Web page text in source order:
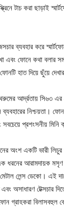
টাচ করা ছাড়াই
ব্যবহার করে
এবং ফোনে কথা বলার
হাত দিয়ে ছুঁয়ে
আর্দ্রতায় সি৬৩ এর
ব্যবহারের নিশ্চয়তা।
সবচেয়ে প্রশংসনীয়
অংশ একটি ভারী লিচুর
ধরনের আরামদায়ক
লেন্স ডেকো। এই
অসাধারণ টেক্সচার
গ্রাহকরা বিলাসবহুল